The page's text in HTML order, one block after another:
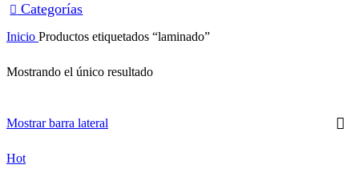
Categorías
Inicio Productos etiquetados “laminado”
Mostrando el único resultado
Mostrar barra lateral
Hot